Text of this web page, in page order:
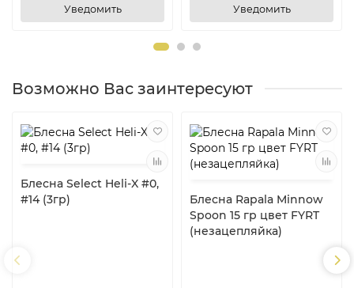
Уведомить Уведомить
Возможно Вас заинтересуют
Блесна Select Heli-X #0,
#14 (3гр)
Блесна Rapala Minnow
Spoon 15 гр цвет FYRT
(незацепляйка)